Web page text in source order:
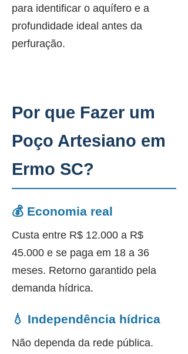
para identificar o aquífero e a
profundidade ideal antes da
perfuração.
Por que Fazer um
Poço Artesiano em
Ermo SC?
💰 Economia real
Custa entre R$ 12.000 a R$
45.000 e se paga em 18 a 36
meses. Retorno garantido pela
demanda hídrica.
💧 Independência hídrica
Não dependa da rede pública.